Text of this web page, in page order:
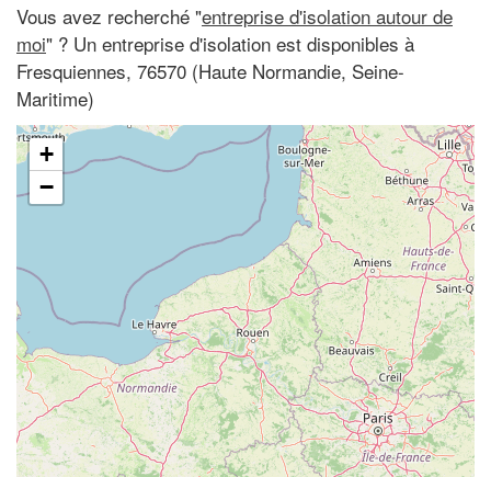
Vous avez recherché "entreprise d'isolation autour de
moi" ? Un entreprise d'isolation est disponibles à
Fresquiennes, 76570 (Haute Normandie, Seine-
Maritime)
+
−